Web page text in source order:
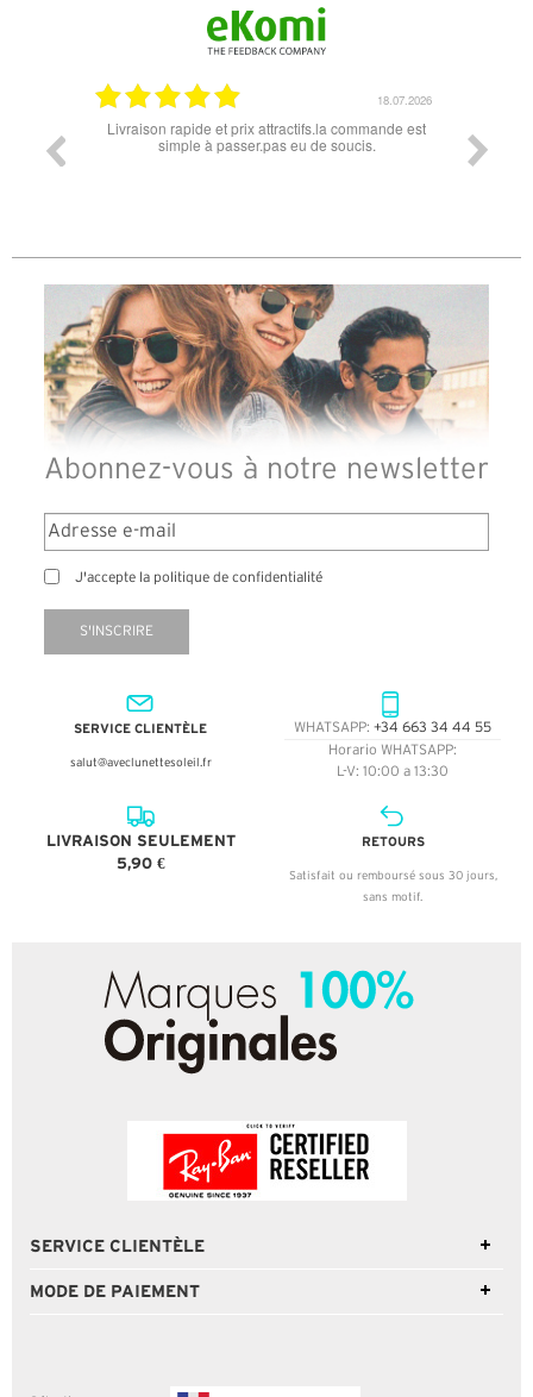
06.07.2026
Super lunette merci pour les lunettes pour l'éclipse
Abonnez-vous à notre newsletter
J'accepte la politique de confidentialité
S'INSCRIRE
SERVICE CLIENTÈLE
salut@aveclunettesoleil.fr
WHATSAPP: +34 663 34 44 55
Horario WHATSAPP:
L-V: 10:00 a 13:30
LIVRAISON SEULEMENT
5,90 €
RETOURS
Satisfait ou remboursé sous 30 jours,
sans motif.
SERVICE CLIENTÈLE
MODE DE PAIEMENT